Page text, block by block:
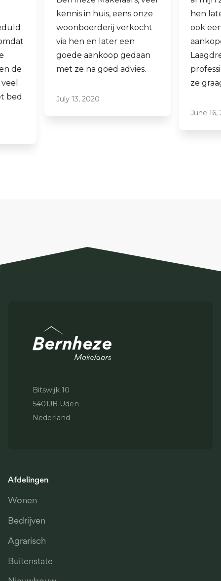
kennis in huis, eens onze
woonboerderij verkocht
via hen en later een
goede aankoop gedaan
met ze na goed advies.
July 13, 2020
hen laten
ook een
aankopen.
Laagdrempelig
professioneel, ik
ze graag aan.
June 16, 2021
Bitswijk 10
5401JB Uden
Nederland
Afdelingen
Wonen
Bedrijven
Agrarisch
Buitenstate